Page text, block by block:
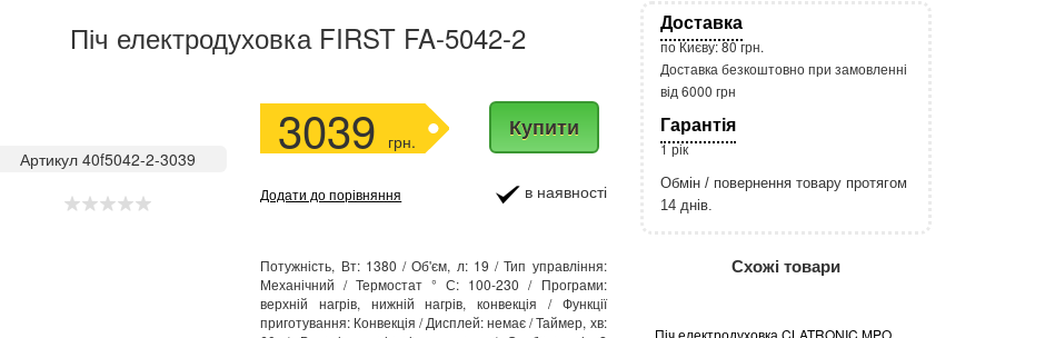
Піч електродуховка FIRST FA-5042-2
Артикул 40f5042-2-3039 3039 грн.
Додати до порівняння
Купити
в наявності
Потужність, Вт: 1380 / Об'єм, л: 19 / Тип управління:
Механічний / Термостат ° С: 100-230 / Програми:
верхній нагрів, нижній нагрів, конвекція / Функції
приготування: Конвекція / Дисплей: немає / Таймер, хв:
Доставка
по Києву: 80 грн.
Доставка безкоштовно при замовленні
від 6000 грн
Гарантія
1 рік
Обмін / повернення товару протягом
14 днів.
Схожі товари
Піч електродуховка CLATRONIC MPO